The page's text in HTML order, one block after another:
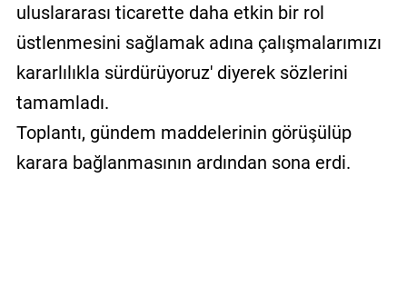
uluslararası ticarette daha etkin bir rol
üstlenmesini sağlamak adına çalışmalarımızı
kararlılıkla sürdürüyoruz' diyerek sözlerini
tamamladı.
Toplantı, gündem maddelerinin görüşülüp
karara bağlanmasının ardından sona erdi.